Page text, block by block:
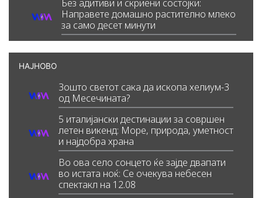
Без адитиви и скриени состојки:
Направете домашно растително млеко
за само десет минути
НАЈНОВО
Зошто светот сака да ископа хелиум-3
од Месечината?
5 италијански дестинации за совршен
летен викенд: Море, природа, уметност
и најдобра храна
Во ова село сонцето ќе зајде двапати
во истата ноќ: Се очекува небесен
спектакл на 12.08